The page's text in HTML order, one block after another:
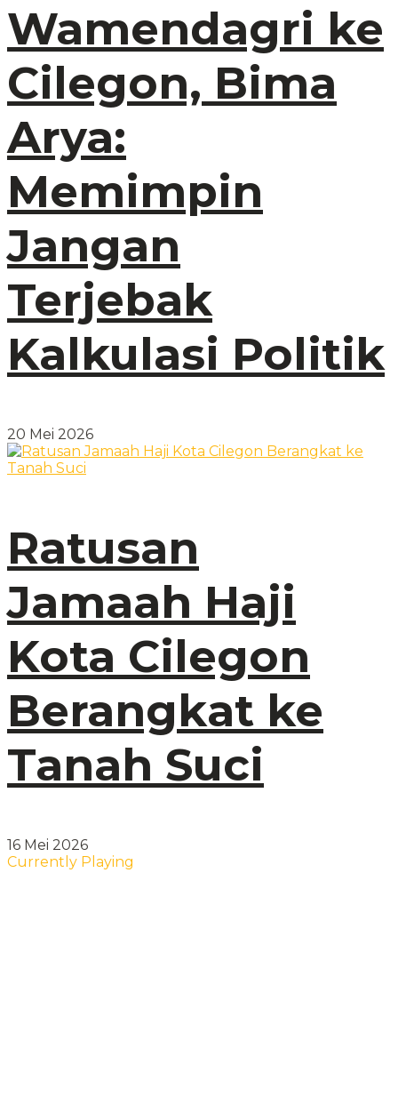
Wamendagri ke
Cilegon, Bima
Arya:
Memimpin
Jangan
Terjebak
Kalkulasi Politik
20 Mei 2026
Ratusan
Jamaah Haji
Kota Cilegon
Berangkat ke
Tanah Suci
16 Mei 2026
Currently Playing